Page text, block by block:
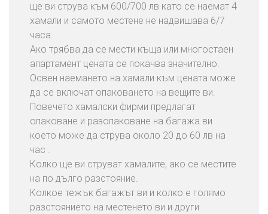
ще ви струва към 600/700 лв като се наемат 4
хамали и самото местене не надвишава 6/7
часа.
Ако трябва да се мести къща или многостаен
апартамент цената се покачва значително.
Освен наемането на хамали към цената може
да се включат опаковането на вещите ви.
Повечето хамалски фирми предлагат
опаковане и разопаковане на багажа ви
което може да струва около 20 до 60 лв на
час .
Колко ще ви струват хамалите, ако се местите
на по дълго разстояние.
Колкое тежък багажът ви и колко е голямо
разстоянието на местенето ви и други